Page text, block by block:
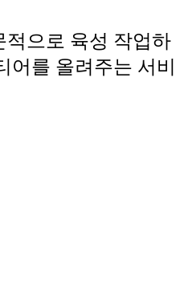
으로 육성 작업하
를 올려주는 서비